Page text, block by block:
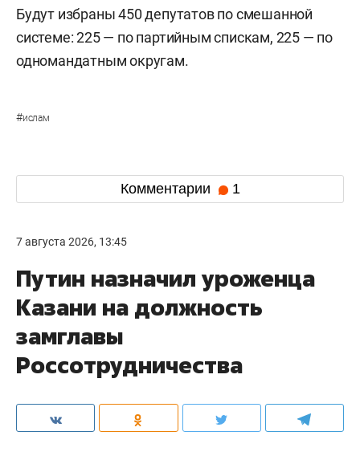
Будут избраны 450 депутатов по смешанной
системе: 225 — по партийным спискам, 225 — по
одномандатным округам.
#ислам
Комментарии 1
7 августа 2026, 13:45
Путин назначил уроженца
Казани на должность
замглавы
Россотрудничества